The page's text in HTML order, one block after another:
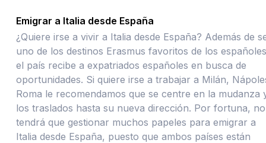
Emigrar a Italia desde España
¿Quiere irse a vivir a Italia desde España? Además de
uno de los destinos Erasmus favoritos de los
el país recibe a expatriados españoles en busca de
oportunidades. Si quiere irse a trabajar a Milán,
Roma le recomendamos que se centre en la mudanza
los traslados hasta su nueva dirección. Por fortuna, no
tendrá que gestionar muchos papeles para emigrar a
Italia desde España, puesto que ambos países están